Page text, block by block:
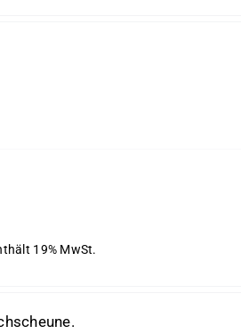
19% MwSt.